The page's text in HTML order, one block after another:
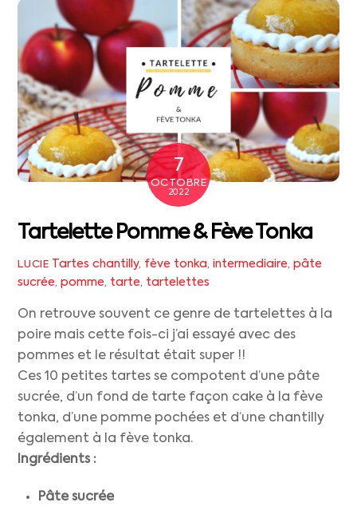
7
OCTOBRE
2022
Tartelette Pomme & Fève Tonka
LUCIE Tartes chantilly, fève tonka, intermediaire, pâte
sucrée,pomme, tarte, tartelettes
On retrouve souvent ce genre de tartelettes à la
poire mais cette fois-ci j’ai essayé avec des
pommes et le résultat était super !!
Ces 10 petites tartes se compotent d’une pâte
sucrée, d’un fond de tarte façon cake à la fève
tonka, d’une pomme pochées et d’une chantilly
également à la fève tonka.
Ingrédients :
Pâte sucrée